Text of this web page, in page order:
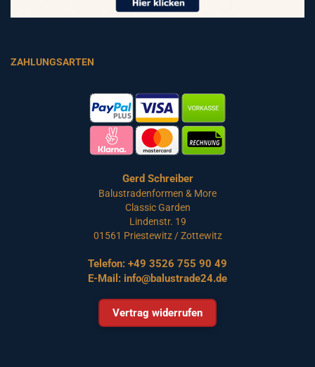
ZAHLUNGSARTEN
Gerd Schreiber
Balustradenformen & More
Classic Garden
Lindenstr. 19
01561 Priestewitz / Zottewitz
Telefon: +49 3526 755 90 49
E-Mail: info@balustrade24.de
Vertrag widerrufen